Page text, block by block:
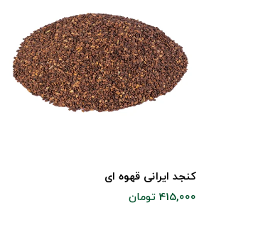
کنجد ایرانی قهوه ای
415,000 تومان